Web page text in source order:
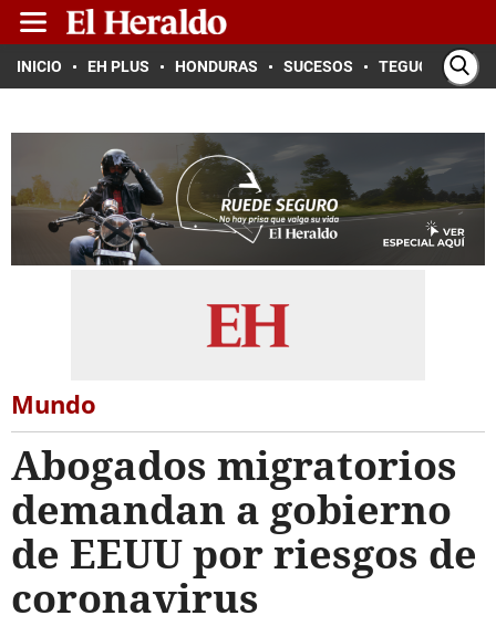
INICIO EH PLUS HONDURAS SUCESOS TEGUCIGALPA
Mundo
Abogados migratorios
demandan a gobierno
de EEUU por riesgos de
coronavirus